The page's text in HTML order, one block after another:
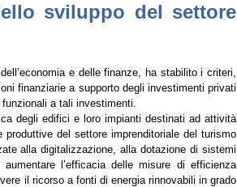
sviluppo del settore
e delle finanze, ha stabilito i criteri,
finanziarie a supporto degli investimenti privati
a tali investimenti.
degli edifici e loro impianti destinati ad attività
del settore imprenditoriale del turismo
alla digitalizzazione, alla dotazione di sistemi
l’efficacia delle misure di efficienza
il ricorso a fonti di energia rinnovabili in grado